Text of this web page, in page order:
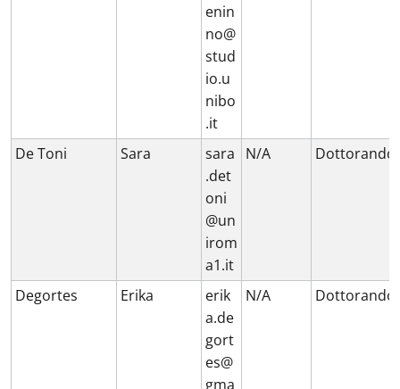
enin
no@
stud
io.u
nibo
.it
De Toni Sara
sara
.det
oni
@un
irom
a1.it
N/A Dottorando
Degortes Erika
erik
a.de
gort
es@
gma
N/A Dottorando